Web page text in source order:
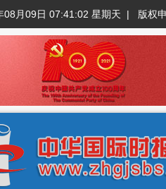
08月09日 07:41:03 星期天 | 版权